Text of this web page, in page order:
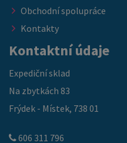
Obchodní spolupráce
Kontakty
Kontaktní údaje
Expediční sklad
Na zbytkách 83
Frýdek - Místek, 738 01
606 311 796